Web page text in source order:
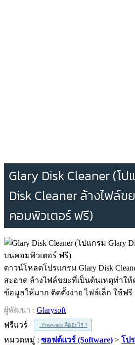
Glary Disk Cleaner (โ
Disk Cleaner ล้างไฟล์ข
คอมพิวเตอร์ ฟรี)
ดาวน์โหลดโปรแกรม Glary Disk
สะอาด ล้างไฟล์ขยะที่เป็นต้นเหตุทำให้
ข้อมูลให้มาก ติดตั้งง่าย ไฟล์เล็ก ใช้ฟรี
ผู้พัฒนา : Glarysoft
ฟรีแวร์
Freeware คืออะไร ?
หมวดหมู่ : ซอฟต์แวร์ (Software) > โป